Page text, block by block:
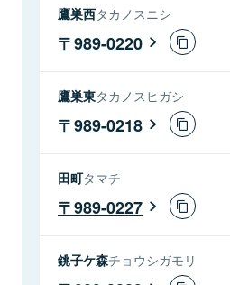
鷹巣西タカノスニシ
989-0220
鷹巣東タカノスヒガシ
989-0218
田町タマチ
989-0227
銚子ケ森チョウシガモリ